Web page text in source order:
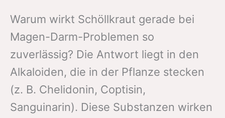
Warum wirkt Schöllkraut gerade bei
Magen-Darm-Problemen so
zuverlässig? Die Antwort liegt in den
Alkaloiden, die in der Pflanze stecken
(z. B. Chelidonin, Coptisin,
Sanguinarin). Diese Substanzen wirken